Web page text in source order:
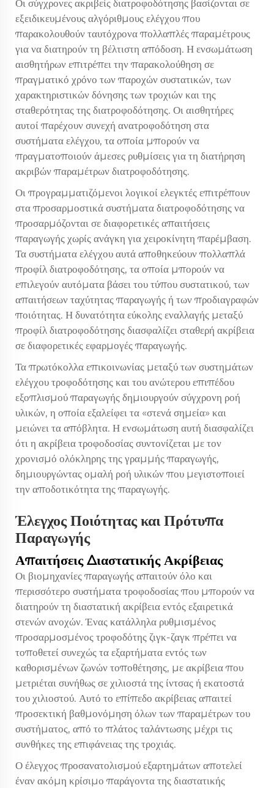
Οι σύγχρονες ακριβείς διατροφοδότησης βασίζονται σε
εξειδικευμένους αλγόριθμους ελέγχου που
παρακολουθούν ταυτόχρονα πολλαπλές παραμέτρους
για να διατηρούν τη βέλτιστη απόδοση. Η ενσωμάτωση
αισθητήρων επιτρέπει την παρακολούθηση σε
πραγματικό χρόνο των παροχών συστατικών, των
χαρακτηριστικών δόνησης των τροχιών και της
σταθερότητας της διατροφοδότησης. Οι αισθητήρες
αυτοί παρέχουν συνεχή ανατροφοδότηση στα
συστήματα ελέγχου, τα οποία μπορούν να
πραγματοποιούν άμεσες ρυθμίσεις για τη διατήρηση
ακριβών παραμέτρων διατροφοδότησης.
Οι προγραμματιζόμενοι λογικοί ελεγκτές επιτρέπουν
στα προσαρμοστικά συστήματα διατροφοδότησης να
προσαρμόζονται σε διαφορετικές απαιτήσεις
παραγωγής χωρίς ανάγκη για χειροκίνητη παρέμβαση.
Τα συστήματα ελέγχου αυτά αποθηκεύουν πολλαπλά
προφίλ διατροφοδότησης, τα οποία μπορούν να
επιλεγούν αυτόματα βάσει του τύπου συστατικού, των
απαιτήσεων ταχύτητας παραγωγής ή των προδιαγραφών
ποιότητας. Η δυνατότητα εύκολης εναλλαγής μεταξύ
προφίλ διατροφοδότησης διασφαλίζει σταθερή ακρίβεια
σε διαφορετικές εφαρμογές παραγωγής.
Τα πρωτόκολλα επικοινωνίας μεταξύ των συστημάτων
ελέγχου τροφοδότησης και του ανώτερου επιπέδου
εξοπλισμού παραγωγής δημιουργούν σύγχρονη ροή
υλικών, η οποία εξαλείφει τα «στενά σημεία» και
μειώνει τα απόβλητα. Η ενσωμάτωση αυτή διασφαλίζει
ότι η ακρίβεια τροφοδοσίας συντονίζεται με τον
χρονισμό ολόκληρης της γραμμής παραγωγής,
δημιουργώντας ομαλή ροή υλικών που μεγιστοποιεί
την αποδοτικότητα της παραγωγής.
Έλεγχος Ποιότητας και Πρότυπα
Παραγωγής
Απαιτήσεις Διαστατικής Ακρίβειας
Οι βιομηχανίες παραγωγής απαιτούν όλο και
περισσότερο συστήματα τροφοδοσίας που μπορούν να
διατηρούν τη διαστατική ακρίβεια εντός εξαιρετικά
στενών ανοχών. Ένας κατάλληλα ρυθμισμένος
προσαρμοσμένος τροφοδότης ζιγκ-ζαγκ πρέπει να
τοποθετεί συνεχώς τα εξαρτήματα εντός των
καθορισμένων ζωνών τοποθέτησης, με ακρίβεια που
μετριέται συνήθως σε χιλιοστά της ίντσας ή εκατοστά
του χιλιοστού. Αυτό το επίπεδο ακρίβειας απαιτεί
προσεκτική βαθμονόμηση όλων των παραμέτρων του
συστήματος, από το πλάτος ταλάντωσης μέχρι τις
συνθήκες της επιφάνειας της τροχιάς.
Ο έλεγχος προσανατολισμού εξαρτημάτων αποτελεί
έναν ακόμη κρίσιμο παράγοντα της διαστατικής